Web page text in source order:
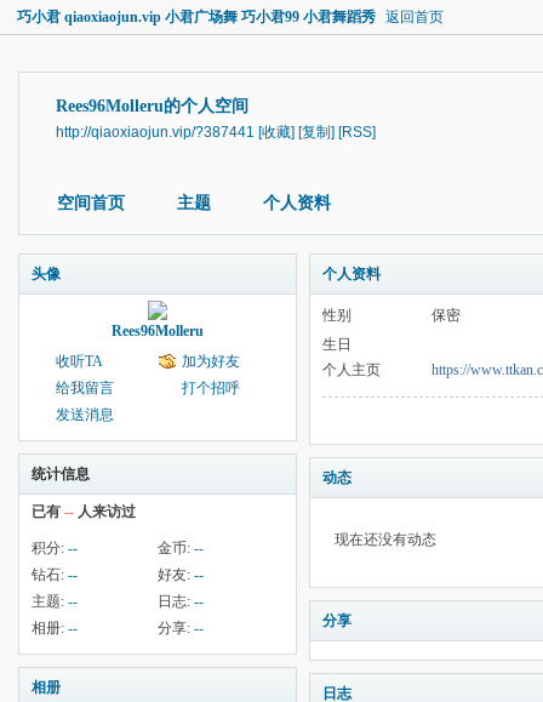
巧小君 qiaoxiaojun.vip 小君广场舞 巧小君99 小君舞蹈秀 返回首页
Rees96Molleru的个人空间
http://qiaoxiaojun.vip/?387441 [收藏] [复制] [RSS]
空间首页 主题 个人资料
头像
Rees96Molleru
收听TA
加为好友
给我留言
打个招呼
发送消息
统计信息
已有 -- 人来访过
积分: -- 金币: --
钻石: -- 好友: --
主题: -- 日志: --
相册: -- 分享: --
相册
个人资料
性别
保密
生日
个人主页
https://
动态
现在还没有动态
分享
日志